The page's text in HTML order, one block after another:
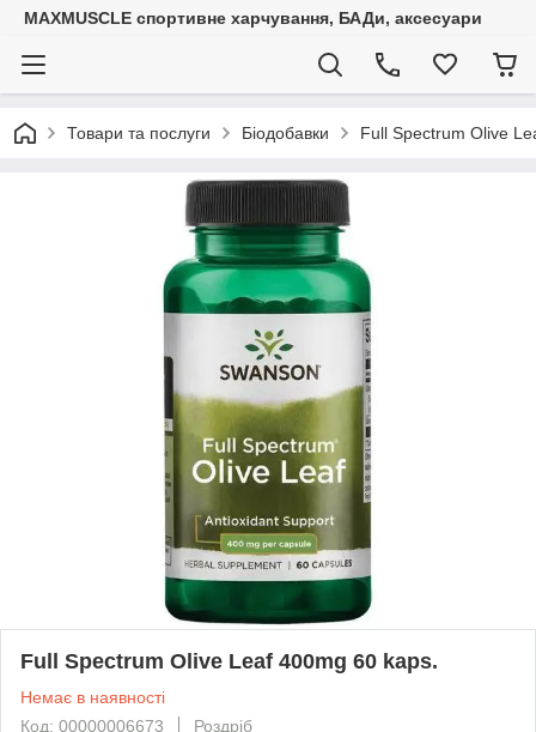
MAXMUSCLE спортивне харчування, БАДи, аксесуари
Товари та послуги Біодобавки Full Spectrum Olive
Full Spectrum Olive Leaf 400mg 60 kaps.
Немає в наявності
Код: 00000006673
Роздріб